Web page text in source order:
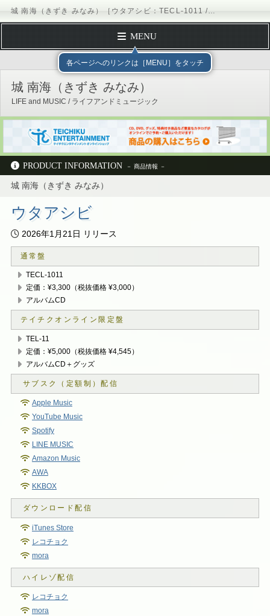
城 南海（きずき みなみ）［ウタアシビ：TECL-1011 / TEL-11］ / LIFE and MUSIC
MENU
TOP PAGE
DISCOGRAPHY
FORM MAIL
公式YouTubeチャンネル
テイチクオンラインショッピング
テイチクエンタテインメント
各ページへのリンクは［MENU］をタッチ
テイチクエンタテインメント LIFE and MUSIC
城 南海（きずき みなみ）
LIFE and MUSIC / ライフアンドミュージック
PRODUCT INFORMATION
城 南海（きずき みなみ）
ウタアシビ
2026年1月21日 リリース
通常盤
TECL-1011
定価：¥3,300（税抜価格 ¥3,000）
アルバムCD
テイチクオンライン限定盤
TEL-11
定価：¥5,000（税抜価格 ¥4,545）
アルバムCD＋グッズ
Apple Music
YouTube Music
Spotify
LINE MUSIC
Amazon Music
AWA
KKBOX
iTunes Store
レコチョク
mora
レコチョク
mora